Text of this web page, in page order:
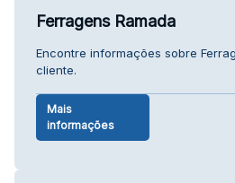
Ferragens Ramada
Encontre informações sobre
cliente.
Mais
informações